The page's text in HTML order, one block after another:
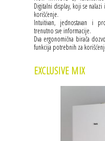
Digitalni display, koji se
korišćenje.
Intuitivan, jednostavan i
trenutno sve informacije.
Dva ergonomična birača
funkcija potrebnih za
EXCLUSIVE MIX